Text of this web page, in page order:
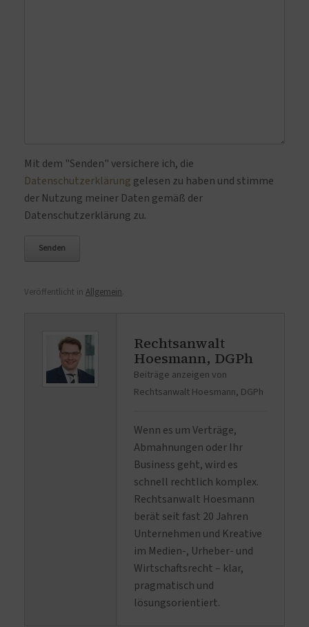
Bitte lasse dieses Feld leer.
Mit dem "Senden" versichere ich, die
Datenschutzerklärung gelesen zu haben und stimme
der Nutzung meiner Daten gemäß der
Datenschutzerklärung zu.
Veröffentlicht in Allgemein
Rechtsanwalt
Hoesmann, DGPh
Beiträge anzeigen von
Rechtsanwalt Hoesmann, DGPh
Wenn es um Verträge,
Abmahnungen oder Ihr
Business geht, wird es
schnell rechtlich komplex.
Rechtsanwalt Hoesmann
berät seit fast 20 Jahren
Unternehmen und Kreative
im Medien-, Urheber- und
Wirtschaftsrecht – klar,
pragmatisch und
lösungsorientiert.